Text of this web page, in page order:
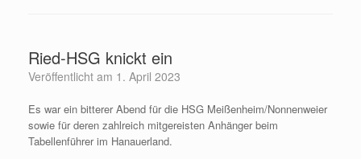
Ried-HSG knickt ein
Veröffentlicht am 1. April 2023
Es war ein bitterer Abend für die HSG Meißenheim/Nonnenweier
sowie für deren zahlreich mitgereisten Anhänger beim
Tabellenführer im Hanauerland.